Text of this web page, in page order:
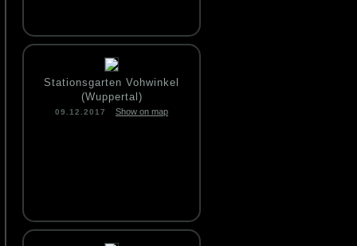
Stationsgarten Vohwinkel
(Wuppertal)
09.12.2017 Show on map